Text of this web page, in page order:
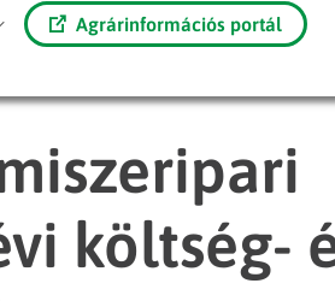
Agrárinformációs portál
költség-